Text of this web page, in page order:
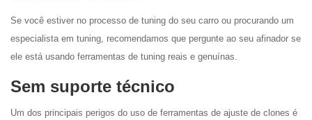
Se você estiver no processo de tuning do seu carro ou procurando um
especialista em tuning, recomendamos que pergunte ao seu afinador se
ele está usando ferramentas de tuning reais e genuínas.
Sem suporte técnico
Um dos principais perigos do uso de ferramentas de ajuste de clones é